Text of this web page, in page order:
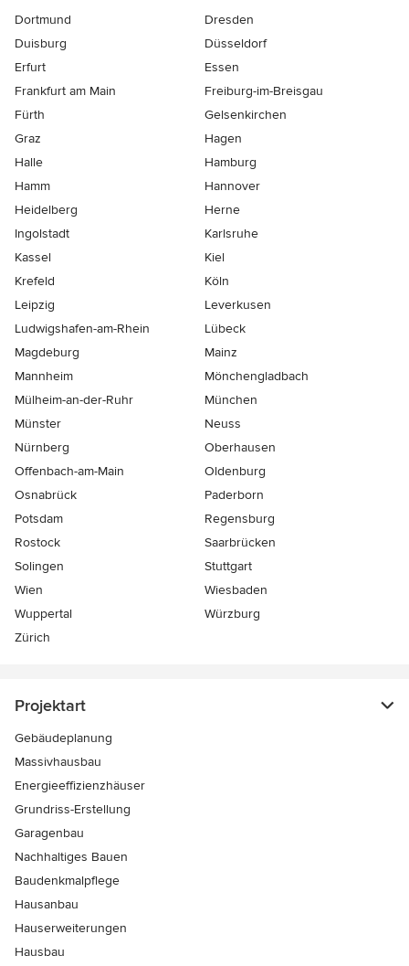
Dortmund
Dresden
Duisburg
Düsseldorf
Erfurt
Essen
Frankfurt am Main
Freiburg-im-Breisgau
Fürth
Gelsenkirchen
Graz
Hagen
Halle
Hamburg
Hamm
Hannover
Heidelberg
Herne
Ingolstadt
Karlsruhe
Kassel
Kiel
Krefeld
Köln
Leipzig
Leverkusen
Ludwigshafen-am-Rhein
Lübeck
Magdeburg
Mainz
Mannheim
Mönchen­gladbach
Mülheim-an-der-Ruhr
München
Münster
Neuss
Nürnberg
Oberhausen
Offenbach-am-Main
Oldenburg
Osnabrück
Paderborn
Potsdam
Regensburg
Rostock
Saarbrücken
Solingen
Stuttgart
Wien
Wiesbaden
Wuppertal
Würzburg
Zürich
Projektart
Gebäudeplanung
Massivhausbau
Energieeffizienzhäuser
Grundriss-Erstellung
Garagenbau
Nachhaltiges Bauen
Baudenkmalpflege
Hausanbau
Hauserweiterungen
Hausbau